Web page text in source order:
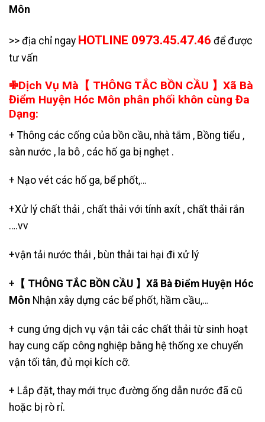
Môn
>> địa chỉ ngay HOTLINE 0973.45.47.46 để được
tư vấn
✙Dịch Vụ Mà【 THÔNG TẮC BỒN CẦU 】Xã Bà
Điểm Huyện Hóc Môn phân phối khôn cùng Đa
Dạng:
+ Thông các cống của bồn cầu, nhà tắm , Bồng tiểu ,
sàn nước , la bô , các hố ga bị nghẹt .
+ Nạo vét các hố ga, bể phốt,…
+Xử lý chất thải , chất thải với tính axít , chất thải rắn
….vv
+vận tải nước thải , bùn thải tai hại đi xử lý
+ 【 THÔNG TẮC BỒN CẦU 】Xã Bà Điểm Huyện Hóc
Môn Nhận xây dựng các bể phốt, hầm cầu,…
+ cung ứng dịch vụ vận tải các chất thải từ sinh hoạt
hay cung cấp công nghiệp bằng hệ thống xe chuyển
vận tối tân, đủ mọi kích cỡ.
+ Lắp đặt, thay mới trục đường ống dẫn nước đã cũ
hoặc bị rò rỉ.